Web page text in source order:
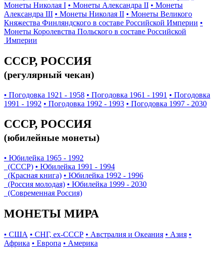
Монеты Николая I • Монеты Александра II • Монеты
Александра III • Монеты Николая II • Монеты Великого
Княжества Финляндского в составе Российской Империи •
Монеты Королевства Польского в составе Российской
Империи
СССР, РОССИЯ
(регулярный чекан)
• Погодовка 1921 - 1958 • Погодовка 1961 - 1991 • Погодовка
1991 - 1992 • Погодовка 1992 - 1993 • Погодовка 1997 - 2030
СССР, РОССИЯ
(юбилейные монеты)
• Юбилейка 1965 - 1992
(СССР) • Юбилейка 1991 - 1994
(Красная книга) • Юбилейка 1992 - 1996
(Россия молодая) • Юбилейка 1999 - 2030
(Современная Россия)
МОНЕТЫ МИРА
• США • СНГ, ex-СССР • Австралия и Океания • Азия •
Африка • Европа • Америка